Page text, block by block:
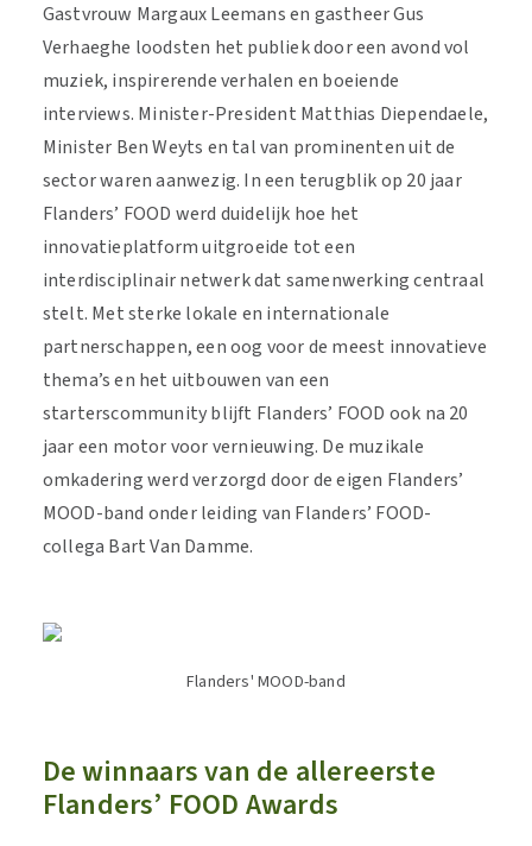
Gastvrouw Margaux Leemans en gastheer Gus
Verhaeghe loodsten het publiek door een avond vol
muziek, inspirerende verhalen en boeiende
interviews. Minister-President Matthias Diependaele,
Minister Ben Weyts en tal van prominenten uit de
sector waren aanwezig. In een terugblik op 20 jaar
Flanders’ FOOD werd duidelijk hoe het
innovatieplatform uitgroeide tot een
interdisciplinair netwerk dat samenwerking centraal
stelt. Met sterke lokale en internationale
partnerschappen, een oog voor de meest innovatieve
thema’s en het uitbouwen van een
starterscommunity blijft Flanders’ FOOD ook na 20
jaar een motor voor vernieuwing. De muzikale
omkadering werd verzorgd door de eigen Flanders’
MOOD-band onder leiding van Flanders’ FOOD-
collega Bart Van Damme.
Flanders' MOOD-band
De winnaars van de allereerste
Flanders’ FOOD Awards